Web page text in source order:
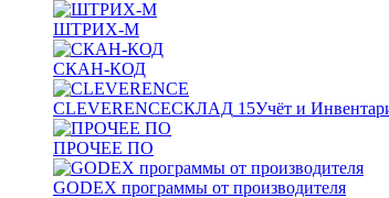
ШТРИХ-М
СКАН-КОД
CLEVERENCEСКЛАД 15Учёт и
ПРОЧЕЕ ПО
GODEX программы от производителя